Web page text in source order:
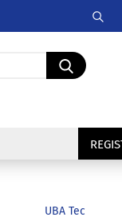
Passwort
Suche...
UBA Tec